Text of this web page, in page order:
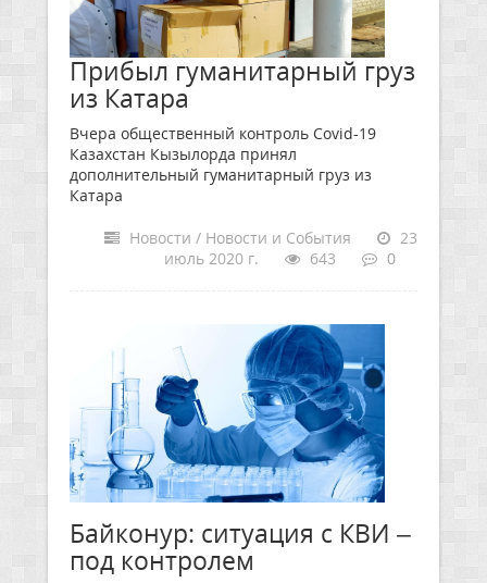
Прибыл гуманитарный груз
из Катара
Вчера общественный контроль Covid-19
Казахстан Кызылорда принял
дополнительный гуманитарный груз из
Катара
Новости / Новости и События
23
июль 2020 г.
643 0
Байконур: ситуация с КВИ –
под контролем